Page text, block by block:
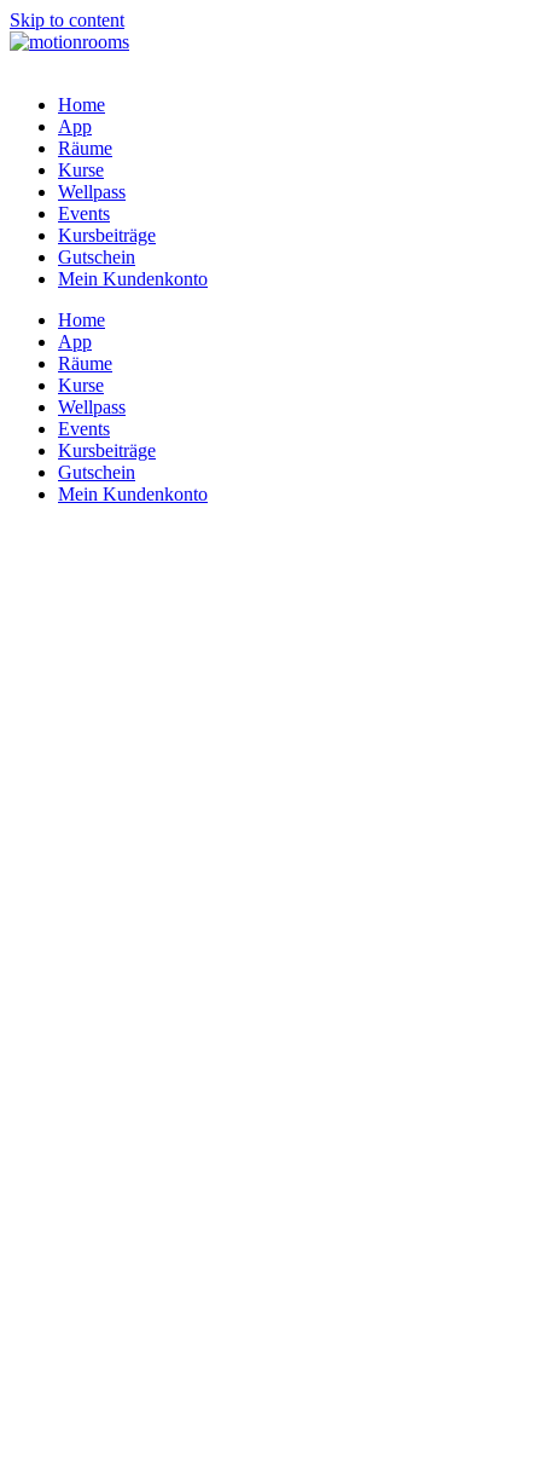
Skip to content
Home
App
Räume
Kurse
Wellpass
Events
Kursbeiträge
Gutschein
Mein Kundenkonto
Home
App
Räume
Kurse
Wellpass
Events
Kursbeiträge
Gutschein
Mein Kundenkonto